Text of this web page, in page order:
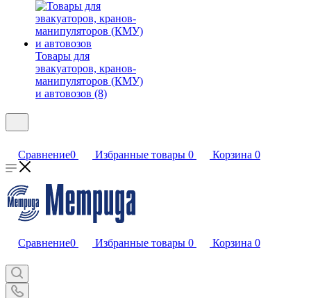
Товары для
эвакуаторов, кранов-
манипуляторов (КМУ)
и автовозов (8)
Сравнение0 Избранные товары 0 Корзина 0
Сравнение0 Избранные товары 0 Корзина 0